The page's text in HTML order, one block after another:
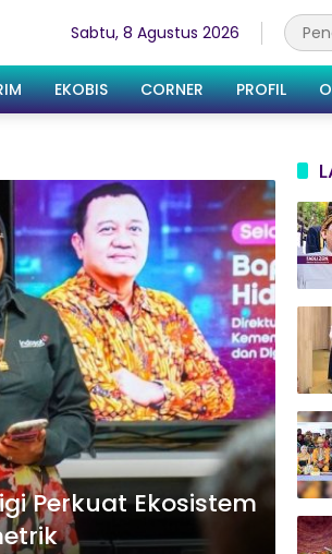
Sabtu, 8 Agustus 2026
EKOBIS CORNER PROFIL
Perkuat Ekosistem